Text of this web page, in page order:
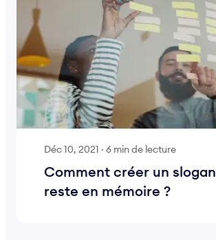
Déc 10, 2021 · 6 min de lecture
Comment créer un
reste en mémoire ?